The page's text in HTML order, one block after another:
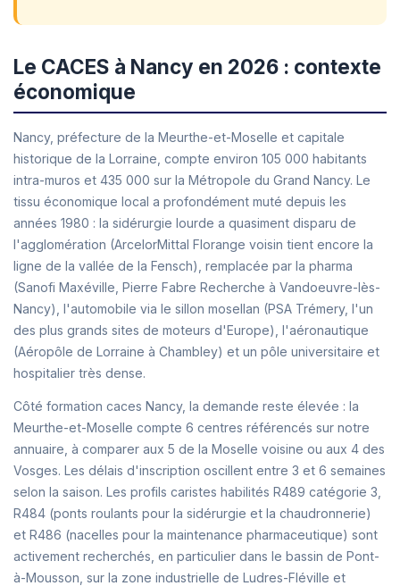
Le CACES à Nancy en 2026 : contexte
économique
Nancy, préfecture de la Meurthe-et-Moselle et capitale
historique de la Lorraine, compte environ 105 000 habitants
intra-muros et 435 000 sur la Métropole du Grand Nancy. Le
tissu économique local a profondément muté depuis les
années 1980 : la sidérurgie lourde a quasiment disparu de
l'agglomération (ArcelorMittal Florange voisin tient encore la
ligne de la vallée de la Fensch), remplacée par la pharma
(Sanofi Maxéville, Pierre Fabre Recherche à Vandoeuvre-lès-
Nancy), l'automobile via le sillon mosellan (PSA Trémery, l'un
des plus grands sites de moteurs d'Europe), l'aéronautique
(Aéropôle de Lorraine à Chambley) et un pôle universitaire et
hospitalier très dense.
Côté formation caces Nancy, la demande reste élevée : la
Meurthe-et-Moselle compte 6 centres référencés sur notre
annuaire, à comparer aux 5 de la Moselle voisine ou aux 4 des
Vosges. Les délais d'inscription oscillent entre 3 et 6 semaines
selon la saison. Les profils caristes habilités R489 catégorie 3,
R484 (ponts roulants pour la sidérurgie et la chaudronnerie)
et R486 (nacelles pour la maintenance pharmaceutique) sont
activement recherchés, en particulier dans le bassin de Pont-
à-Mousson, sur la zone industrielle de Ludres-Fléville et